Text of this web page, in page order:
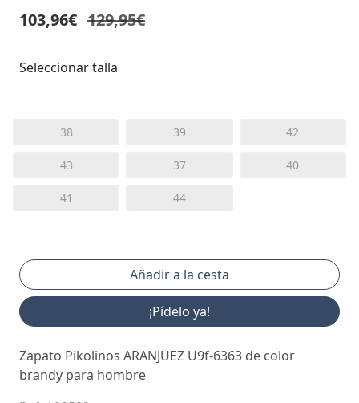
103,96€ 129,95€
Seleccionar talla
38 39 42
43 37 40
41 44
¡Pídelo ya!
Zapato Pikolinos ARANJUEZ U9f-6363 de color
brandy para hombre